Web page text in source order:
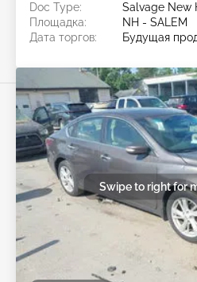
Doc Type:
Salvage New
Площадка:
NH - SALEM
Дата торгов:
Будущая
Swipe to right for